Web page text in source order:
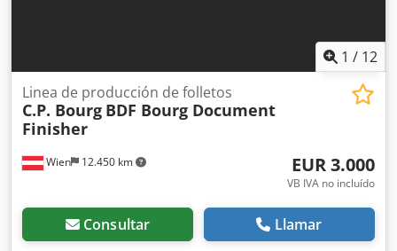
1 / 12
Wien 12.450 km
Linea de producción de folletos
C.P. Bourg BDF Bourg Document
Finisher
EUR 3.000
VB IVA no incluído
Consultar Llamar